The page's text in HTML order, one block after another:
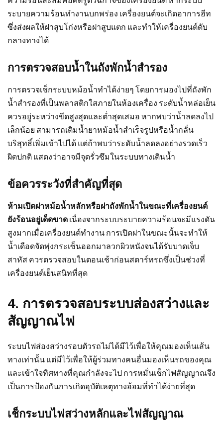
ระบายความร้อนทำงานบกพร่อง เครื่องยนต์จะเกิดอาการฮีท
ซึ่งส่งผลให้ฝาสูบโก่งหรือฝาสูบแตก และทำให้เครื่องยนต์ดับ
กลางทางได้
การตรวจสอบน้ำในถังพักน้ำสำรอง
การตรวจเช็กระบบหม้อน้ำทำได้ง่ายๆ โดยการมองไปที่ถังพัก
น้ำสำรองที่เป็นพลาสติกใสภายในห้องเครื่อง ระดับน้ำหล่อเย็น
ควรอยู่ระหว่างขีดสูงสุดและต่ำสุดเสมอ หากพบว่าน้ำลดลงไป
เล็กน้อย สามารถเติมน้ำยาหม้อน้ำสำเร็จรูปหรือน้ำกลั่น
บริสุทธิ์เพิ่มเข้าไปได้ แต่ถ้าพบว่าระดับน้ำลดลงอย่างรวดเร็ว
ผิดปกติ แสดงว่าอาจมีจุดรั่วซึมในระบบทางเดินน้ำ
ข้อควรระวังที่สำคัญที่สุด
ห้ามเปิดฝาหม้อน้ำหลักหรือฝาถังพักน้ำในขณะที่เครื่องยนต์
ยังร้อนอยู่เด็ดขาด เนื่องจากระบบระบายความร้อนจะมีแรงดัน
สูงมากเมื่อเครื่องยนต์ทำงาน การเปิดฝาในขณะนั้นจะทำให้
น้ำเดือดจัดพุ่งกระเซ็นออกมาลวกผิวหนังจนได้รับบาดเจ็บ
สาหัส ควรตรวจสอบในตอนเช้าก่อนสตาร์ทรถซึ่งเป็นช่วงที่
เครื่องยนต์เย็นสนิทที่สุด
4. การตรวจสอบระบบส่องสว่างและ
สัญญาณไฟ
ระบบไฟส่องสว่างรอบตัวรถไม่ได้มีไว้เพื่อให้คุณมองเห็นเส้น
ทางเท่านั้น แต่มีไว้เพื่อให้ผู้ร่วมทางคนอื่นมองเห็นรถของคุณ
และเข้าใจทิศทางที่คุณกำลังจะไป การหมั่นเช็กไฟสัญญาณจึง
เป็นการป้องกันการเกิดอุบัติเหตุทางอ้อมที่ทำได้ง่ายที่สุด
เช็กระบบไฟสว่างหลักและไฟสัญญาณ